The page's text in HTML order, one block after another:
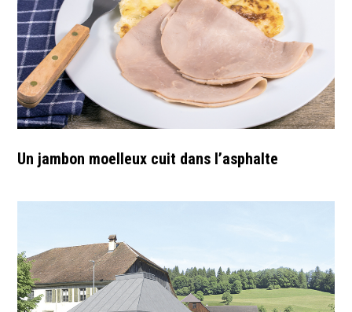
Un jambon moelleux cuit dans l’asphalte